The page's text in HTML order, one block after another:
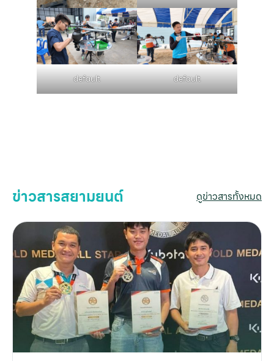
default default
ข่าวสารสยามยนต์ ดูข่าวสารทั้งหมด